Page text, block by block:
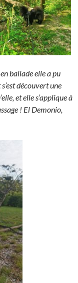
ballade elle a pu
découvert une
et elle s’applique à
! El Demonio,